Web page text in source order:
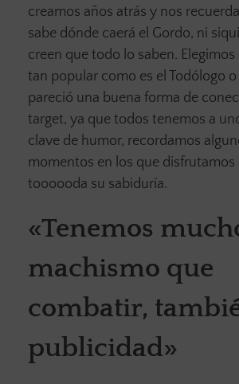
creamos años atrás y nos
sabe dónde caerá el Gordo, ni
creen que todo lo saben. Elegimos
tan popular como es el Todólogo o
pareció una buena forma de
target, ya que todos tenemos a
clave de humor, recordamos
momentos en los que disfrutamos
toooooda su sabiduría.
«Tenemos
machismo que
combatir,
publicidad»